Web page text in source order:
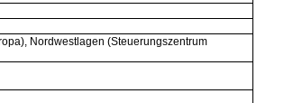
Nordwestlagen (Steuerungszentrum